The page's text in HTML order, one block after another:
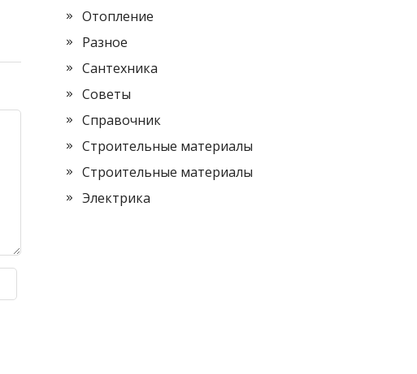
Отопление
Разное
Сантехника
Советы
Справочник
Строительные материалы
Строительные материалы
Электрика